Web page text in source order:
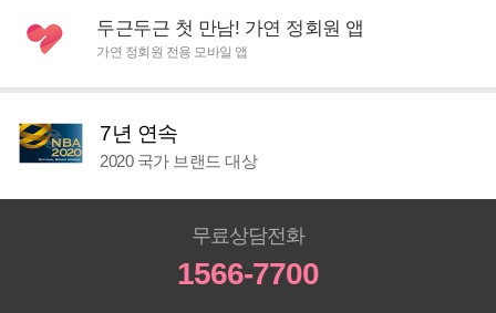
두근두근 첫 만남! 가연 정회원 앱
가연 정회원 전용 모바일 앱
7년 연속
2020 국가 브랜드 대상
무료상담전화
1566-7700